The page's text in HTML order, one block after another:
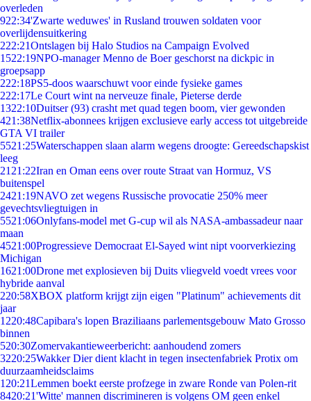
overleden
922:34'Zwarte weduwes' in Rusland trouwen soldaten voor
overlijdensuitkering
222:21Ontslagen bij Halo Studios na Campaign Evolved
1522:19NPO-manager Menno de Boer geschorst na dickpic in
groepsapp
222:18PS5-doos waarschuwt voor einde fysieke games
222:17Le Court wint na nerveuze finale, Pieterse derde
1322:10Duitser (93) crasht met quad tegen boom, vier gewonden
421:38Netflix-abonnees krijgen exclusieve early access tot uitgebreide
GTA VI trailer
5521:25Waterschappen slaan alarm wegens droogte: Gereedschapskist
leeg
21 21:22Iran en Oman eens over route Straat van Hormuz, VS
buitenspel
2421:19NAVO zet wegens Russische provocatie 250% meer
gevechtsvliegtuigen in
5521:06Onlyfans-model met G-cup wil als NASA-ambassadeur naar
maan
4521:00Progressieve Democraat El-Sayed wint nipt voorverkiezing
Michigan
1621:00Drone met explosieven bij Duits vliegveld voedt vrees voor
hybride aanval
220:58XBOX platform krijgt zijn eigen "Platinum" achievements dit
jaar
1220:48Capibara's lopen Braziliaans parlementsgebouw Mato Grosso
binnen
520:30Zomervakantieweerbericht: aanhoudend zomers
3220:25Wakker Dier dient klacht in tegen insectenfabriek Protix om
duurzaamheidsclaims
1 20:21Lemmen boekt eerste profzege in zware Ronde van Polen-rit
8420:21'Witte' mannen discrimineren is volgens OM geen enkel